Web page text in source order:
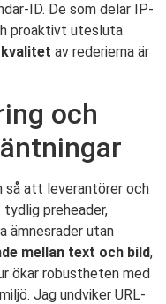
ID. De som delar IP-
proaktivt utesluta
kvalitet av rederierna är
och
så att leverantörer och
preheader,
ämnesrader utan
mellan text och bild,
ökar robustheten med
Jag undviker URL-